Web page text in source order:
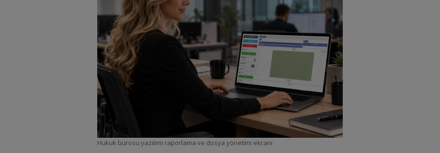
Hukuk bürosu yazılımı raporlama ve dosya yönetimi ekranı